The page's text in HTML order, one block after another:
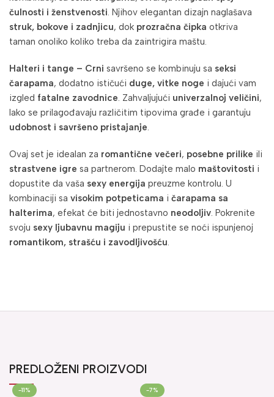
čulnosti i ženstvenosti. Njihov elegantan dizajn naglašava
struk, bokove i zadnjicu, dok prozračna čipka otkriva
taman onoliko koliko treba da zaintrigira maštu.
Halteri i tange – Crni savršeno se kombinuju sa seksi
čarapama, dodatno ističući duge, vitke noge i dajući vam
izgled fatalne zavodnice. Zahvaljujući univerzalnoj veličini,
lako se prilagođavaju različitim tipovima građe i garantuju
udobnost i savršeno pristajanje.
Ovaj set je idealan za romantične večeri, posebne prilike ili
strastvene igre sa partnerom. Dodajte malo maštovitosti i
dopustite da vaša sexy energija preuzme kontrolu. U
kombinaciji sa visokim potpeticama i čarapama sa
halterima, efekat će biti jednostavno neodoljiv. Pokrenite
svoju sexy ljubavnu magiju i prepustite se noći ispunjenoj
romantikom, strašću i zavodljivošću.
PREDLOŽENI PROIZVODI
-11% -7%